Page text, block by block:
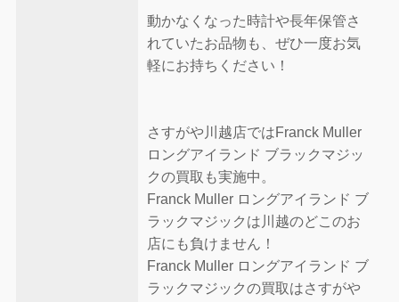
動かなくなった時計や長年保管さ
れていたお品物も、ぜひ一度お気
軽にお持ちください！
さすがや川越店ではFranck Muller
ロングアイランド ブラックマジッ
クの買取も実施中。
Franck Muller ロングアイランド ブ
ラックマジックは川越のどこのお
店にも負けません！
Franck Muller ロングアイランド ブ
ラックマジックの買取はさすがや